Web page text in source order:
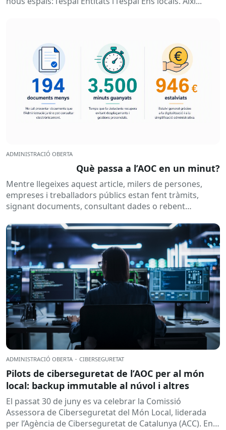
ADMINISTRACIÓ OBERTA
Què passa a l’AOC en un minut?
Mentre llegeixes aquest article, milers de persones,
empreses i treballadors públics estan fent tràmits,
signant documents, consultant dades o rebent
habitualment...
ADMINISTRACIÓ OBERTA · CIBERSEGURETAT
Pilots de ciberseguretat de l’AOC per al món
local: backup immutable al núvol i altres
El passat 30 de juny es va celebrar la Comissió
Assessora de Ciberseguretat del Món Local, liderada
per l’Agència de Ciberseguretat de Catalunya (ACC). En